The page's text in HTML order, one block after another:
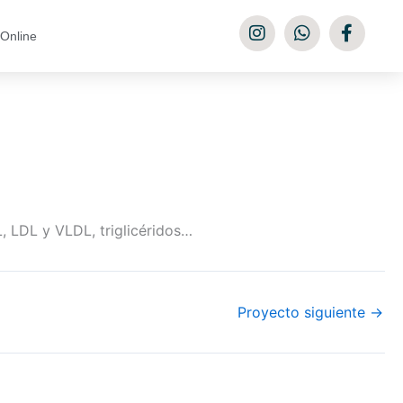
LDL y VLDL, triglicéridos…
Proyecto siguiente →